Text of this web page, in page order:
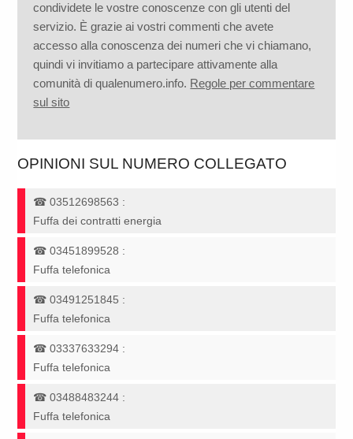
condividete le vostre conoscenze con gli utenti del
servizio. È grazie ai vostri commenti che avete
accesso alla conoscenza dei numeri che vi chiamano,
quindi vi invitiamo a partecipare attivamente alla
comunità di qualenumero.info. Regole per commentare
sul sito
OPINIONI SUL NUMERO COLLEGATO
☎03512698563 :
Fuffa dei contratti energia
☎03451899528 :
Fuffa telefonica
☎03491251845 :
Fuffa telefonica
☎03337633294 :
Fuffa telefonica
☎03488483244 :
Fuffa telefonica